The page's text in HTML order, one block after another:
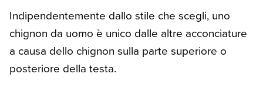
Indipendentemente dallo stile che scegli, uno
chignon da uomo è unico dalle altre acconciature
a causa dello chignon sulla parte superiore o
posteriore della testa.